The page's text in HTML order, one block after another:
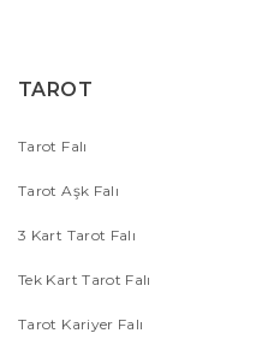
TAROT
Tarot Falı
Tarot Aşk Falı
3 Kart Tarot Falı
Tek Kart Tarot Falı
Tarot Kariyer Falı